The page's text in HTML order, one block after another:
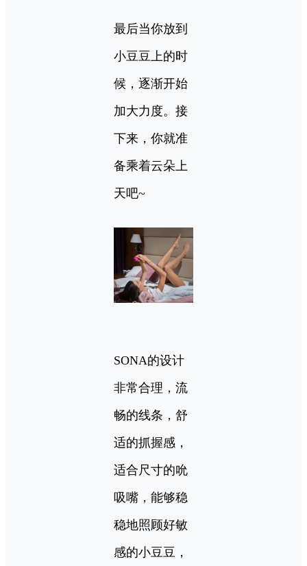
最后当你放到
小豆豆上的时
候，逐渐开始
加大力度。接
下来，你就准
备乘着云朵上
天吧~
SONA的设计
非常合理，流
畅的线条，舒
适的抓握感，
适合尺寸的吮
吸嘴，能够稳
稳地照顾好敏
感的小豆豆，